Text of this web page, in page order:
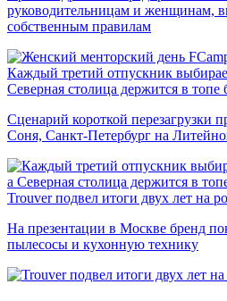
руководительницам и женщинам,
собственным правилам
Каждый третий отпускник
Северная столица держится в топе
Сценарий короткой перезагрузки
Соня, Санкт-Петербург на
Trouver подвел итоги двух лет на
На презентации в Москве бренд
пылесосы и кухонную технику